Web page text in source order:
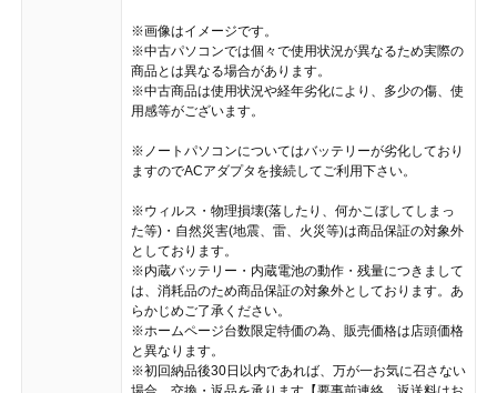
※画像はイメージです。
※中古パソコンでは個々で使用状況が異なるため実際の
商品とは異なる場合があります。
※中古商品は使用状況や経年劣化により、多少の傷、使
用感等がございます。
※ノートパソコンについてはバッテリーが劣化しており
ますのでACアダプタを接続してご利用下さい。
※ウィルス・物理損壊(落したり、何かこぼしてしまっ
た等)・自然災害(地震、雷、火災等)は商品保証の対象外
としております。
※内蔵バッテリー・内蔵電池の動作・残量につきまして
は、消耗品のため商品保証の対象外としております。あ
らかじめご了承ください。
※ホームページ台数限定特価の為、販売価格は店頭価格
と異なります。
※初回納品後30日以内であれば、万が一お気に召さない